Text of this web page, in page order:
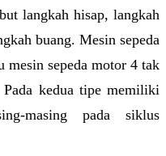
langkah hisap, langkah
buang. Mesin sepeda
mesin sepeda motor 4 tak
kedua tipe memiliki
masing pada siklus